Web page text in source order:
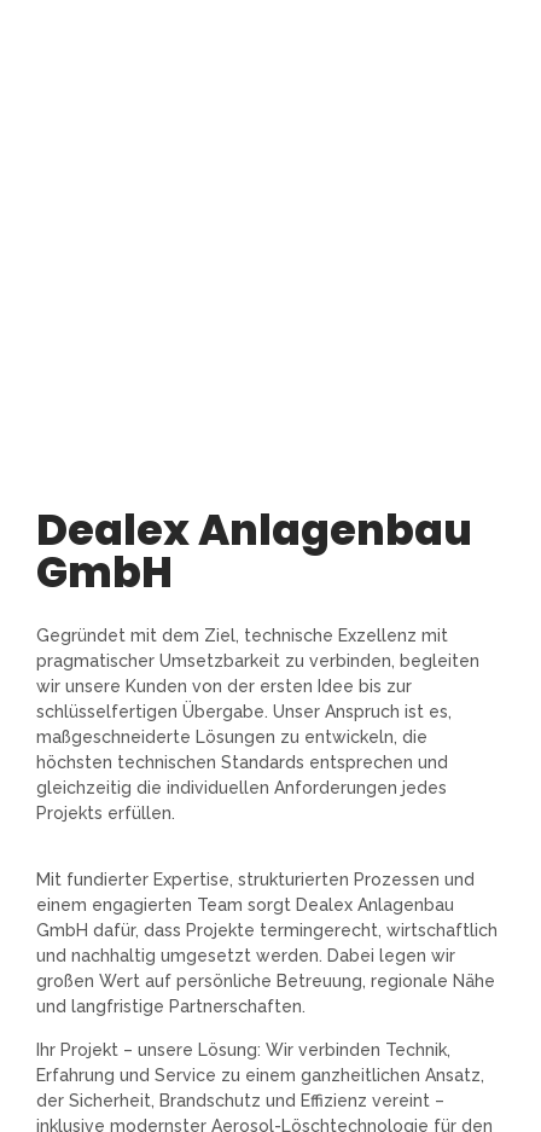
Dealex Anlagenbau
GmbH
Gegründet mit dem Ziel, technische Exzellenz mit
pragmatischer Umsetzbarkeit zu verbinden, begleiten
wir unsere Kunden von der ersten Idee bis zur
schlüsselfertigen Übergabe. Unser Anspruch ist es,
maßgeschneiderte Lösungen zu entwickeln, die
höchsten technischen Standards entsprechen und
gleichzeitig die individuellen Anforderungen jedes
Projekts erfüllen.
Mit fundierter Expertise, strukturierten Prozessen und
einem engagierten Team sorgt Dealex Anlagenbau
GmbH dafür, dass Projekte termingerecht, wirtschaftlich
und nachhaltig umgesetzt werden. Dabei legen wir
großen Wert auf persönliche Betreuung, regionale Nähe
und langfristige Partnerschaften.
Ihr Projekt – unsere Lösung: Wir verbinden Technik,
Erfahrung und Service zu einem ganzheitlichen Ansatz,
der Sicherheit, Brandschutz und Effizienz vereint –
inklusive modernster Aerosol-Löschtechnologie für den